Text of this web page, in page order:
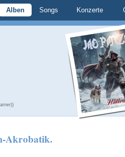
Alben Songs Konzerte
Akrobatik.